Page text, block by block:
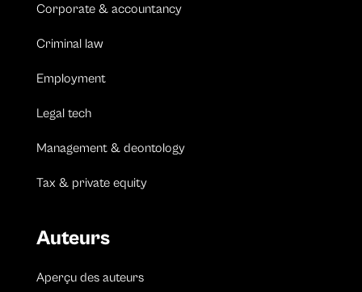
Corporate & accountancy
Criminal law
Employment
Legal tech
Management & deontology
Tax & private equity
Auteurs
Aperçu des auteurs